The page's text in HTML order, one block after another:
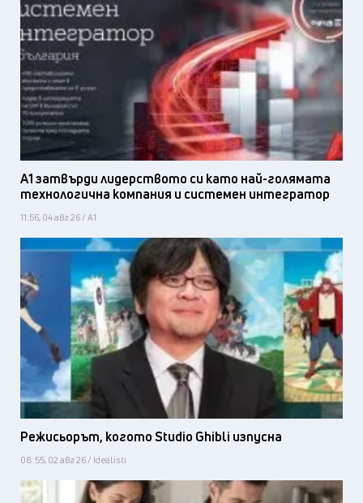
А1 затвърди лидерството си като най-голямата
технологична компания и системен интегратор
11:56, 04 авг 26 / А1
Режисьорът, когото Studio Ghibli изпусна
08:55, 02 авг 26 / Idealisti